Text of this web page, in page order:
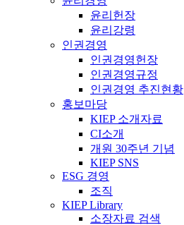
윤리헌장
윤리강령
인권경영
인권경영헌장
인권경영규정
인권경영 추진현황
홍보마당
KIEP 소개자료
CI소개
개원 30주년 기념
KIEP SNS
ESG 경영
조직
KIEP Library
소장자료 검색